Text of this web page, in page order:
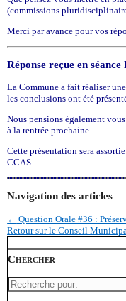
(commissions
Merci par avance pour vos
Réponse reçue en
La Commune a fait réaliser
les conclusions ont été
Nous pensions également
à la rentrée prochaine.
Cette présentation sera
CCAS.
Navigation des articles
← Question Orale #36 :
Retour sur le Conseil
Chercher
Recherche
pour: